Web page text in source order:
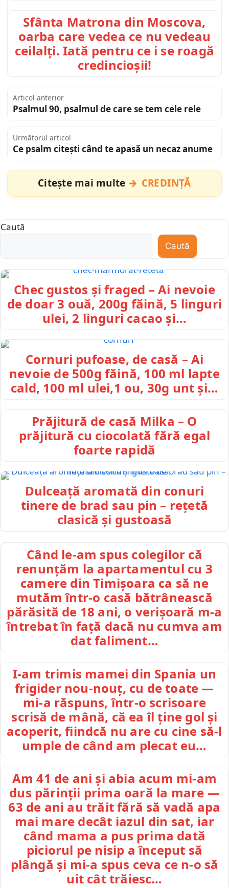
Sfânta Matrona din Moscova,
oarba care vedea ce nu vedeau
ceilalți. Iată pentru ce i se roagă
credincioșii!
Articol anterior
Psalmul 90, psalmul de care se tem cele rele
Următorul articol
Ce psalm citești când te apasă un necaz anume
Citește mai multe CREDINȚĂ
Caută
Caută
Chec gustos și fraged – Ai nevoie
de doar 3 ouă, 200g făină, 5 linguri
ulei, 2 linguri cacao și…
Cornuri pufoase, de casă – Ai
nevoie de 500g făină, 100 ml lapte
cald, 100 ml ulei,1 ou, 30g unt și…
Prăjitură de casă Milka – O
prăjitură cu ciocolată fără egal
foarte rapidă
Dulceață aromată din conuri
tinere de brad sau pin – rețetă
clasică și gustoasă
Când le-am spus colegilor că
renunțăm la apartamentul cu 3
camere din Timișoara ca să ne
mutăm într-o casă bătrânească
părăsită de 18 ani, o verișoară m-a
întrebat în față dacă nu cumva am
dat faliment…
I-am trimis mamei din Spania un
frigider nou-nouț, cu de toate —
mi-a răspuns, într-o scrisoare
scrisă de mână, că ea îl ține gol și
acoperit, fiindcă nu are cu cine să-l
umple de când am plecat eu…
Am 41 de ani și abia acum mi-am
dus părinții prima oară la mare —
63 de ani au trăit fără să vadă apa
mai mare decât iazul din sat, iar
când mama a pus prima dată
piciorul pe nisip a început să
plângă și mi-a spus ceva ce n-o să
uit cât trăiesc…